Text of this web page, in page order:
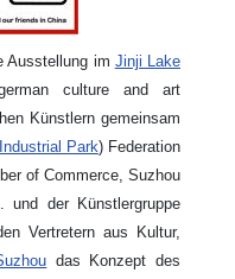
Ausstellung im Jinji Lake
culture and art
Künstlern gemeinsam
Park) Federation
of Commerce, Suzhou
und der Künstlergruppe
Vertretern aus Kultur,
das Konzept des